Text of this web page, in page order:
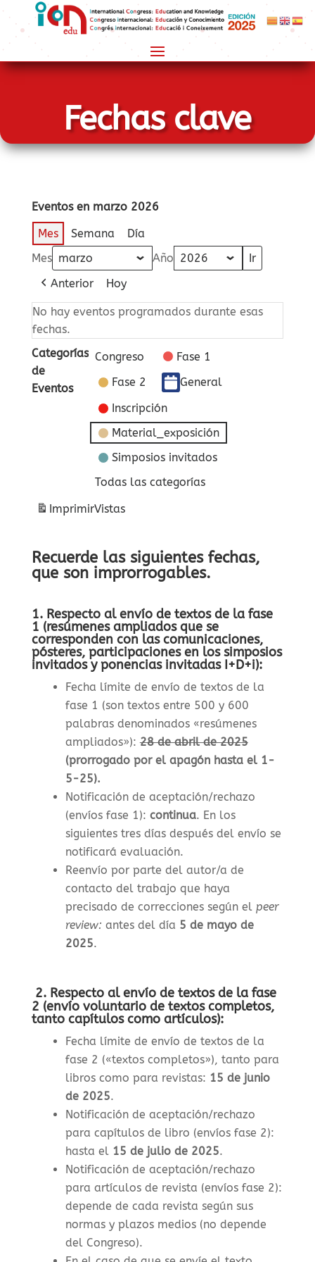
Fechas clave
Eventos en marzo 2026
Mes
Semana
Día
Mes
Año
Anterior
Hoy
No hay eventos programados durante esas
fechas.
Categorías
de
Eventos
Congreso
Fase 1
Fase 2
General
Inscripción
Material_exposición
Simposios invitados
Todas las categorías
ImprimirVistas
Recuerde las siguientes fechas,
que son improrrogables.
1. Respecto al envío de textos de la fase
1 (resúmenes ampliados que se
corresponden con las comunicaciones,
pósteres, participaciones en los simposios
invitados y ponencias invitadas I+D+i):
Fecha límite de envío de textos de la
fase 1 (son textos entre 500 y 600
palabras denominados «resúmenes
ampliados»):28 de abril de 2025
(prorrogado por el apagón hasta el 1-
5-25).
Notificación de aceptación/rechazo
(envíos fase 1): continua. En los
siguientes tres días después del envío se
notificará evaluación.
Reenvío por parte del autor/a de
contacto del trabajo que haya
precisado de correcciones según el peer
review: antes del día 5 de mayo de
2025.
2. Respecto al envío de textos de la fase
2 (envío voluntario de textos completos,
tanto capítulos como artículos):
Fecha límite de envío de textos de la
fase 2 («textos completos»), tanto para
libros como para revistas: 15 de junio
de 2025.
Notificación de aceptación/rechazo
para capítulos de libro (envíos fase 2):
hasta el 15 de julio de 2025.
Notificación de aceptación/rechazo
para artículos de revista (envíos fase 2):
depende de cada revista según sus
normas y plazos medios (no depende
del Congreso).